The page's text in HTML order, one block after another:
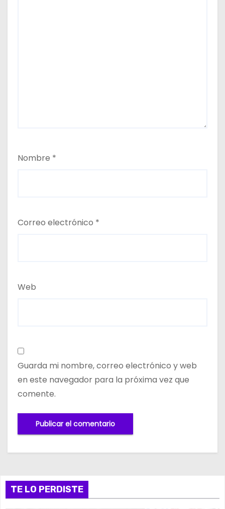
Nombre *
Correo electrónico *
Web
Guarda mi nombre, correo electrónico y web
en este navegador para la próxima vez que
comente.
TE LO PERDISTE